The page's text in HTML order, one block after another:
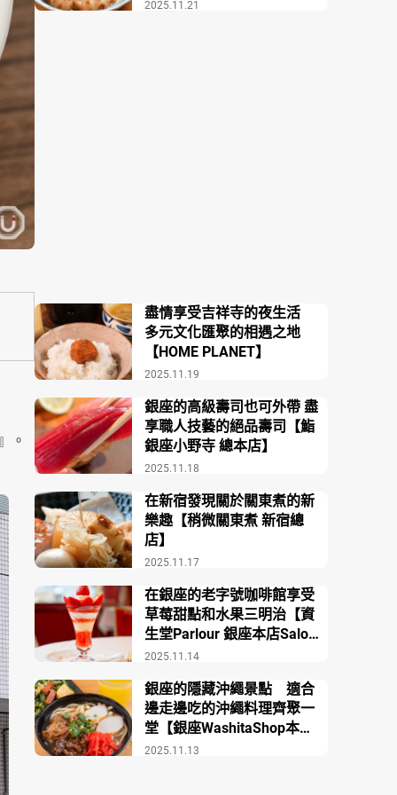
。
2025.11.21
2025.11.19
盡情享受吉祥寺的夜生活
多元文化匯聚的相遇之地
【HOME PLANET】
2025.11.18
銀座的高級壽司也可外帶 盡
享職人技藝的絕品壽司【鮨
銀座小野寺 總本店】
2025.11.17
在新宿發現關於關東煮的新
樂趣【稍微關東煮 新宿總
店】
2025.11.14
在銀座的老字號咖啡館享受
草莓甜點和水果三明治【資
生堂Parlour 銀座本店Salon
de Café】
2025.11.13
銀座的隱藏沖繩景點 適合
邊走邊吃的沖繩料理齊聚一
堂【銀座WashitaShop本
店】